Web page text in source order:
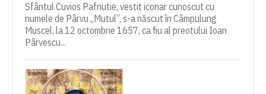
Sfântul Cuvios Pafnutie, vestit iconar cunoscut cu
numele de Pârvu „Mutul”, s-a născut în Câmpulung
Muscel, la 12 octombrie 1657, ca fiu al preotului Ioan
Pârvescu...